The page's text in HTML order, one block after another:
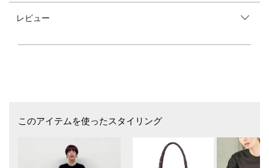
タイプライターのバンドカラーシャツブラウスです。
さらっとした肌触りで肌離れも良く、夏でも活躍します。
ハリ過ぎずしなやかなので程よいドレープ感が出ます。
※ネイビーは風合いが他の色より若干固く、ヴィンテージ感もさらに強く
なっています。
レビュー
このアイテムを使ったスタイリング